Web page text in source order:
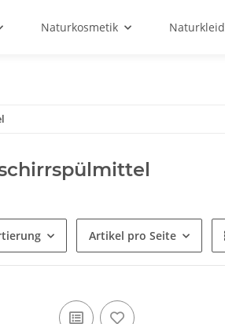
Naturkosmetik
Artikel pro Seite